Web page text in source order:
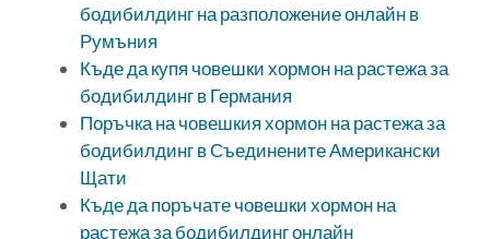
бодибилдинг на разположение онлайн в
Румъния
Къде да купя човешки хормон на растежа за
бодибилдинг в Германия
Поръчка на човешкия хормон на растежа за
бодибилдинг в Съединените Американски
Щати
Къде да поръчате човешки хормон на
растежа за бодибилдинг онлайн